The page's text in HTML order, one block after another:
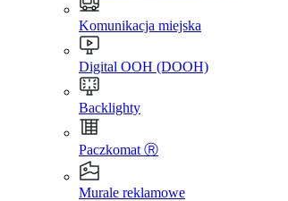
Komunikacja miejska
Digital OOH (DOOH)
Backlighty
Paczkomat Ⓡ
Murale reklamowe